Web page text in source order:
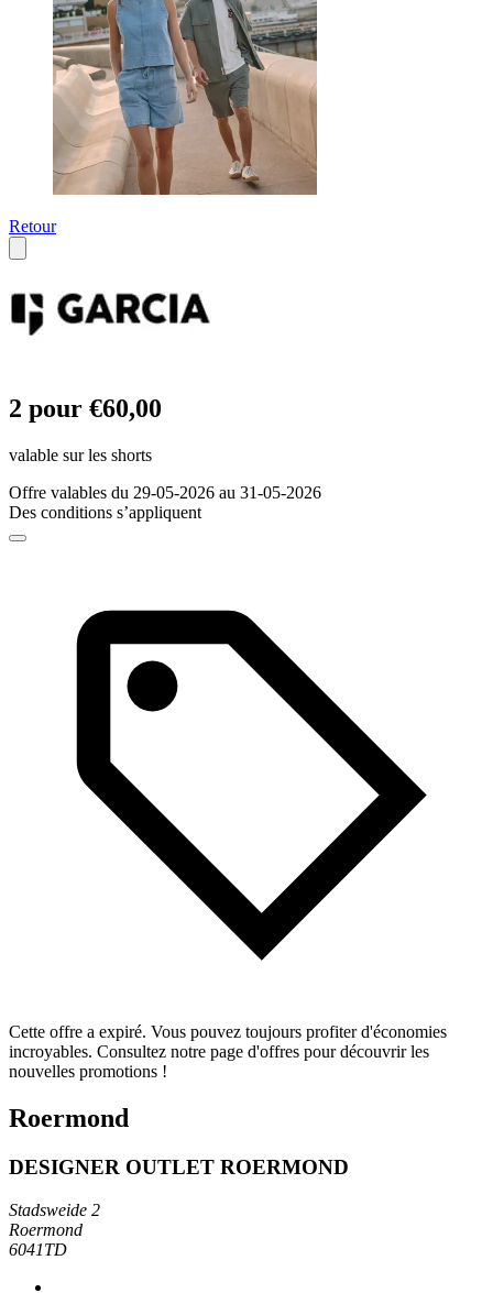
Retour
2 pour €60,00
valable sur les shorts
Offre valables du 29-05-2026 au 31-05-2026
Des conditions s’appliquent
Cette offre a expiré. Vous pouvez toujours profiter d'économies
incroyables. Consultez notre page d'offres pour découvrir les
nouvelles promotions !
Roermond
DESIGNER OUTLET ROERMOND
Stadsweide 2
Roermond
6041TD